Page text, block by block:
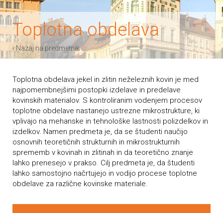
Toplotna obdelava
‹ Nazaj na predmetnik
Toplotna obdelava jekel in zlitin neželeznih kovin je med
najpomembnejšimi postopki izdelave in predelave
kovinskih materialov. S kontroliranim vodenjem procesov
toplotne obdelave nastanejo ustrezne mikrostrukture, ki
vplivajo na mehanske in tehnološke lastnosti polizdelkov in
izdelkov. Namen predmeta je, da se študenti naučijo
osnovnih teoretičnih strukturnih in mikrostrukturnih
sprememb v kovinah in zlitinah in da teoretično znanje
lahko prenesejo v prakso. Cilj predmeta je, da študenti
lahko samostojno načrtujejo in vodijo procese toplotne
obdelave za različne kovinske materiale.